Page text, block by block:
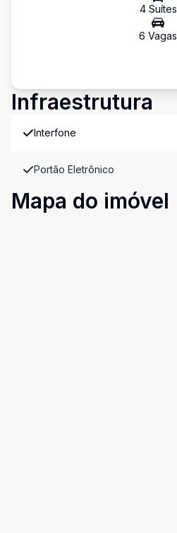
4Suítes
6 Vagas
Infraestrutura
Interfone
Portão Eletrônico
Mapa do imóvel